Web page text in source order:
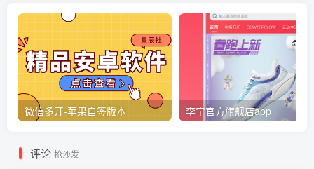
微信多开-苹果自签版本 李宁官方旗舰店app
评论 抢沙发